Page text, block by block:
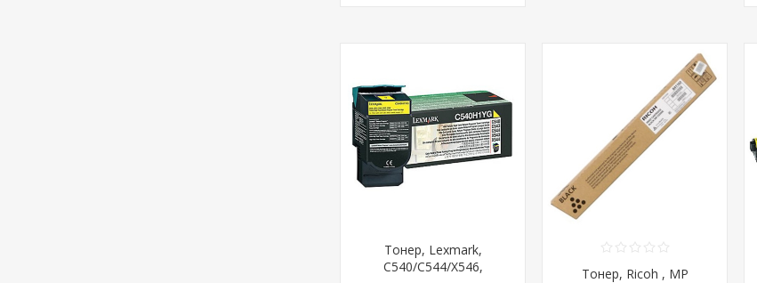
Тонер, Lexmark,
C540/C544/X546,
Тонер, Ricoh , MP